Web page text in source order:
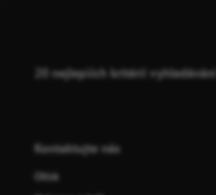
20 nejlepších kritérií vyhledávání
Kontaktujte nás
Otisk